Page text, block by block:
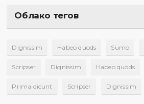
Облако тегов
Dignissim Habeo quods Sumo
Scripser Dignissim Habeo quods
Prima dicunt Scripser Dignissim